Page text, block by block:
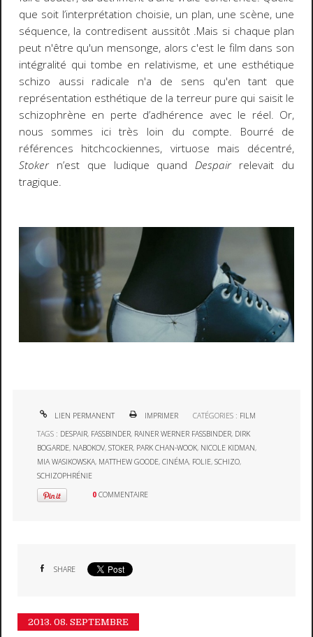
que soit l’interprétation choisie, un plan, une scène, une
séquence, la contredisent aussitôt .Mais si chaque plan
peut n'être qu'un mensonge, alors c'est le film dans son
intégralité qui tombe en relativisme, et une esthétique
schizo aussi radicale n'a de sens qu'en tant que
représentation esthétique de la terreur pure qui saisit le
schizophrène en perte d’adhérence avec le réel. Or,
nous sommes ici très loin du compte. Bourré de
références hitchcockiennes, virtuose mais décentré,
Stokern’est que ludique quandDespairrelevait du
tragique.
LIEN PERMANENT IMPRIMER CATÉGORIES : FILM
TAGS : DESPAIR, FASSBINDER, RAINER WERNER FASSBINDER, DIRK
BOGARDE, NABOKOV,STOKER, PARK CHAN-WOOK, NICOLE KIDMAN,
MIA WASIKOWSKA, MATTHEW GOODE,CINÉMA, FOLIE,SCHIZO,
SCHIZOPHRÉNIE
0 COMMENTAIRE
SHARE
2013. 08. SEPTEMBRE